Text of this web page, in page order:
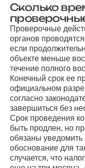
Сколько
Проверочные
органов
если
объекте меньше
течение полного
Конечный срок ее
официальном
согласно
завершиться без
Срок проведения
быть продлен, но
обязаны уведомить
обоснование для
случается, что